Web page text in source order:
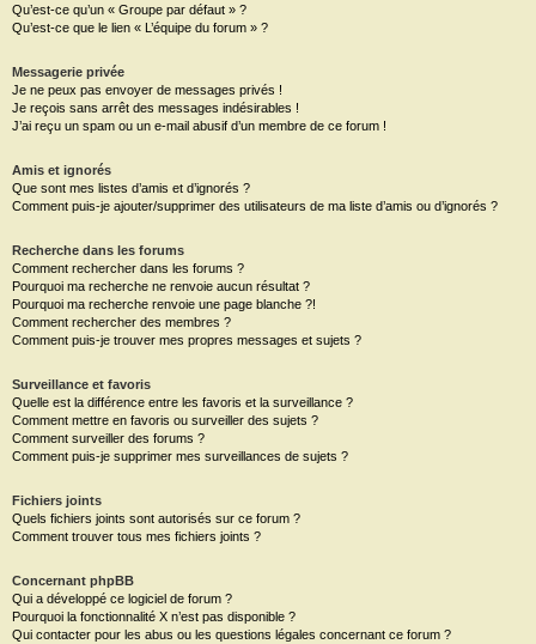
Qu’est-ce qu’un « Groupe par défaut » ?
Qu’est-ce que le lien « L’équipe du forum » ?
Messagerie privée
Je ne peux pas envoyer de messages privés !
Je reçois sans arrêt des messages indésirables !
J’ai reçu un spam ou un e-mail abusif d’un membre de ce forum !
Amis et ignorés
Que sont mes listes d’amis et d’ignorés ?
Comment puis-je ajouter/supprimer des utilisateurs de ma liste d’amis ou d’ignorés ?
Recherche dans les forums
Comment rechercher dans les forums ?
Pourquoi ma recherche ne renvoie aucun résultat ?
Pourquoi ma recherche renvoie une page blanche ?!
Comment rechercher des membres ?
Comment puis-je trouver mes propres messages et sujets ?
Surveillance et favoris
Quelle est la différence entre les favoris et la surveillance ?
Comment mettre en favoris ou surveiller des sujets ?
Comment surveiller des forums ?
Comment puis-je supprimer mes surveillances de sujets ?
Fichiers joints
Quels fichiers joints sont autorisés sur ce forum ?
Comment trouver tous mes fichiers joints ?
Concernant phpBB
Qui a développé ce logiciel de forum ?
Pourquoi la fonctionnalité X n’est pas disponible ?
Qui contacter pour les abus ou les questions légales concernant ce forum ?